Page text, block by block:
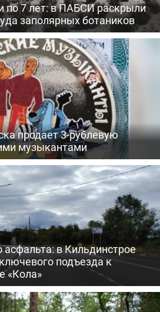
по 7 лет: в ПАБСИ раскрыли
заполярных ботаников
продает 3-рублевую
музыкантами
в Кильдинстрое
подъезда к
«Кола»